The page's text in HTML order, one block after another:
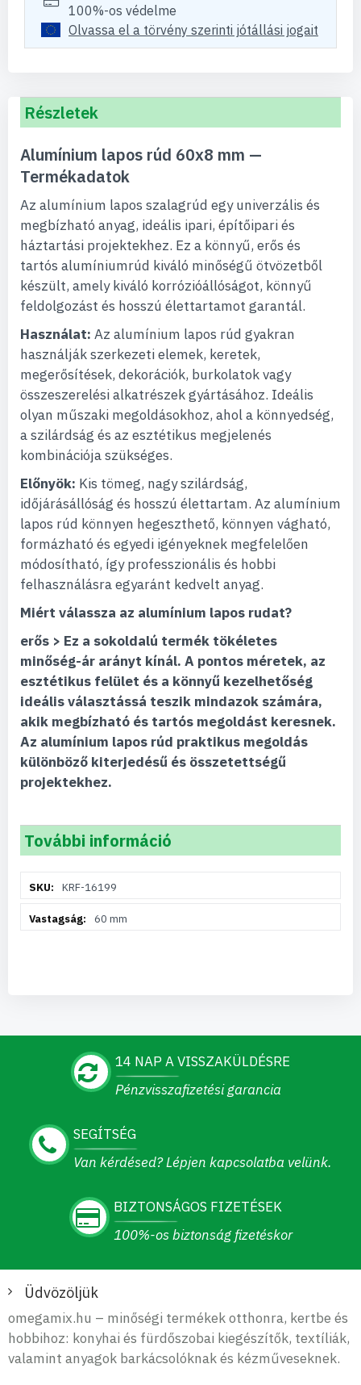
100%-os védelme
Olvassa el a törvény szerinti jótállási jogait
Részletek
Alumínium lapos rúd 60x8 mm —
Termékadatok
Az alumínium lapos szalagrúd egy univerzális és
megbízható anyag, ideális ipari, építőipari és
háztartási projektekhez. Ez a könnyű, erős és
tartós alumíniumrúd kiváló minőségű ötvözetből
készült, amely kiváló korrózióállóságot, könnyű
feldolgozást és hosszú élettartamot garantál.
Használat: Az alumínium lapos rúd gyakran
használják szerkezeti elemek, keretek,
megerősítések, dekorációk, burkolatok vagy
összeszerelési alkatrészek gyártásához. Ideális
olyan műszaki megoldásokhoz, ahol a könnyedség,
a szilárdság és az esztétikus megjelenés
kombinációja szükséges.
Előnyök: Kis tömeg, nagy szilárdság,
időjárásállóság és hosszú élettartam. Az alumínium
lapos rúd könnyen hegeszthető, könnyen vágható,
formázható és egyedi igényeknek megfelelően
módosítható, így professzionális és hobbi
felhasználásra egyaránt kedvelt anyag.
Miért válassza az alumínium lapos rudat?
erős > Ez a sokoldalú termék tökéletes
minőség-ár arányt kínál. A pontos méretek, az
esztétikus felület és a könnyű kezelhetőség
ideális választássá teszik mindazok számára,
akik megbízható és tartós megoldást keresnek.
Az alumínium lapos rúd praktikus megoldás
különböző kiterjedésű és összetettségű
projektekhez.
További információ
információKRF-16199
60 mm
14 NAP A VISSZAKÜLDÉSRE
Pénzvisszafizetési garancia
SEGÍTSÉG
Van kérdésed? Lépjen kapcsolatba velünk.
BIZTONSÁGOS FIZETÉSEK
100%-os biztonság fizetéskor
Üdvözöljük
omegamix.hu – minőségi termékek otthonra, kertbe és
hobbihoz: konyhai és fürdőszobai kiegészítők, textíliák,
valamint anyagok barkácsolóknak és kézműveseknek.